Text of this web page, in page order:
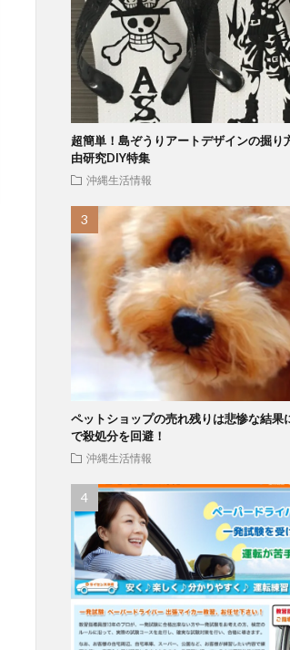
超簡単！島ぞうりアートデザインの掘り
由研究DIY特集
沖縄生活情報
ペットショップの売れ残りは悲惨な結果
で殺処分を回避！
沖縄生活情報